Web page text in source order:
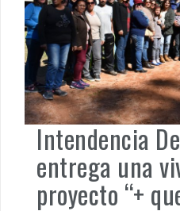
Intendencia
entrega una
proyecto “+